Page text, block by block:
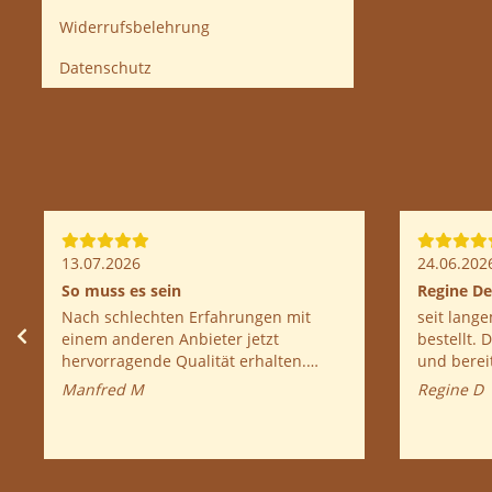
Widerrufsbelehrung
Datenschutz
09.06.2026
Sehr Zufrieden mit der Lieferung
Einfache Handhabung, Gute
Beschreibung, Preisleistung OK,
warten auf Ergebnis.
Franz P
Immer
Tolle Service, schon
bestellt
Mal gut
Christiane